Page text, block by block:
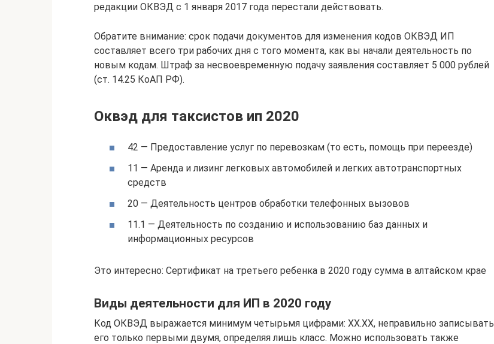
редакции ОКВЭД с 1 января 2017 года перестали действовать.
Обратите внимание: срок подачи документов для изменения кодов ОКВЭД ИП
составляет всего три рабочих дня с того момента, как вы начали деятельность по
новым кодам. Штраф за несвоевременную подачу заявления составляет 5 000 рублей
(ст. 14.25 КоАП РФ).
Оквэд для таксистов ип 2020
42 — Предоставление услуг по перевозкам (то есть, помощь при переезде)
11 — Аренда и лизинг легковых автомобилей и легких автотранспортных
средств
20 — Деятельность центров обработки телефонных вызовов
11.1 — Деятельность по созданию и использованию баз данных и
информационных ресурсов
Это интересно: Сертификат на третьего ребенка в 2020 году сумма в алтайском крае
Виды деятельности для ИП в 2020 году
Код ОКВЭД выражается минимум четырьмя цифрами: ХХ.ХХ, неправильно записывать
его только первыми двумя, определяя лишь класс. Можно использовать также